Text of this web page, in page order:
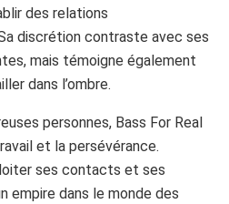
des relations
discrétion contraste avec ses
mais témoigne également
dans l’ombre.
personnes, Bass For Real
et la persévérance.
ses contacts et ses
empire dans le monde des